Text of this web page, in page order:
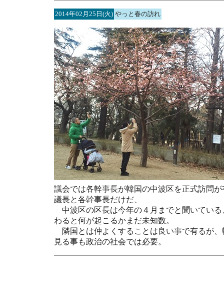
2014年02月25日(火) やっと春の訪れ
議会では各幹事長が韓国の中波区を正式訪問
議長と各幹事長だけだ、
中波区の区長は今年の４月までと聞いてい
わると何が起こるかまだ未知数。
隣国とは仲よくすることは良い事で有るが
見る事も政治の社会では必要。